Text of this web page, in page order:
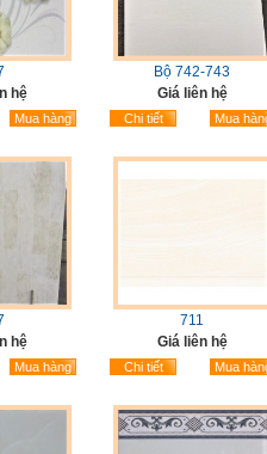
hệ
Mua hàng
Bộ 742-743
Giá liên hệ
Chi tiết Mua
hệ
Mua hàng
711
Giá liên hệ
Chi tiết Mua